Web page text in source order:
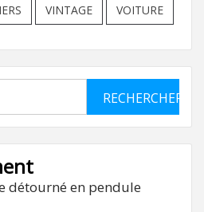
VINTAGE VOITURE
détourné en pendule